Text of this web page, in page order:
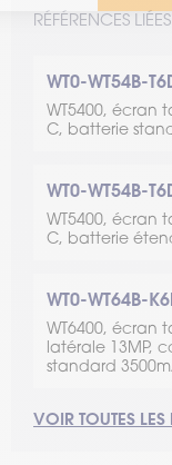
RÉFÉRENCES
WT0-WT54B-
WT5400, écran
C, batterie
WT0-WT54B-
WT5400, écran
C, batterie
WT0-WT64B-
WT6400, écran
latérale 13MP,
standard
VOIR TOUTES LES